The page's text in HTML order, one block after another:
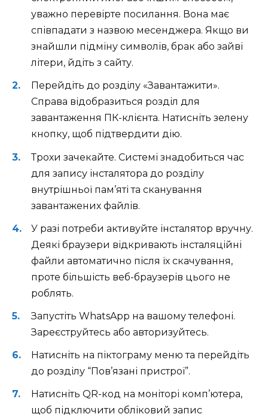
уважно перевірте посилання. Вона має
співпадати з назвою месенджера. Якщо ви
знайшли підміну символів, брак або зайві
літери, йдіть з сайту.
Перейдіть до розділу «Завантажити».
Справа відобразиться розділ для
завантаження ПК-клієнта. Натисніть зелену
кнопку, щоб підтвердити дію.
Трохи зачекайте. Системі знадобиться час
для запису інсталятора до розділу
внутрішньої пам’яті та сканування
завантажених файлів.
У разі потреби активуйте інсталятор вручну.
Деякі браузери відкривають інсталяційні
файли автоматично після їх скачування,
проте більшість веб-браузерів цього не
роблять.
Запустіть WhatsApp на вашому телефоні.
Зареєструйтесь або авторизуйтесь.
Натисніть на піктограму меню та перейдіть
до розділу “Пов’язані пристрої”.
Натисніть QR-код на моніторі комп’ютера,
щоб підключити обліковий запис